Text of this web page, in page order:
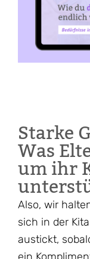
Starke
Was
um ihr
Also, wir
sich in der
austickt,